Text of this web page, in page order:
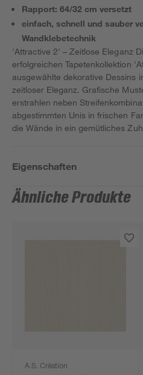
Rapport: 64/32 cm versetzt
einfach, schnell und sauber
Wandklebetechnik
'Attractive 2' – Zeitlose Eleganz
erfolgreichen Tapetenkollektion
ausgewählte dekorative Dessins
zeitloser Eleganz. Grafische
erstrahlen neben
abgestimmten Unis in frischen
die Wände in ein gemütliches
Eigenschaften
Ähnliche Produkte
A.S. Création